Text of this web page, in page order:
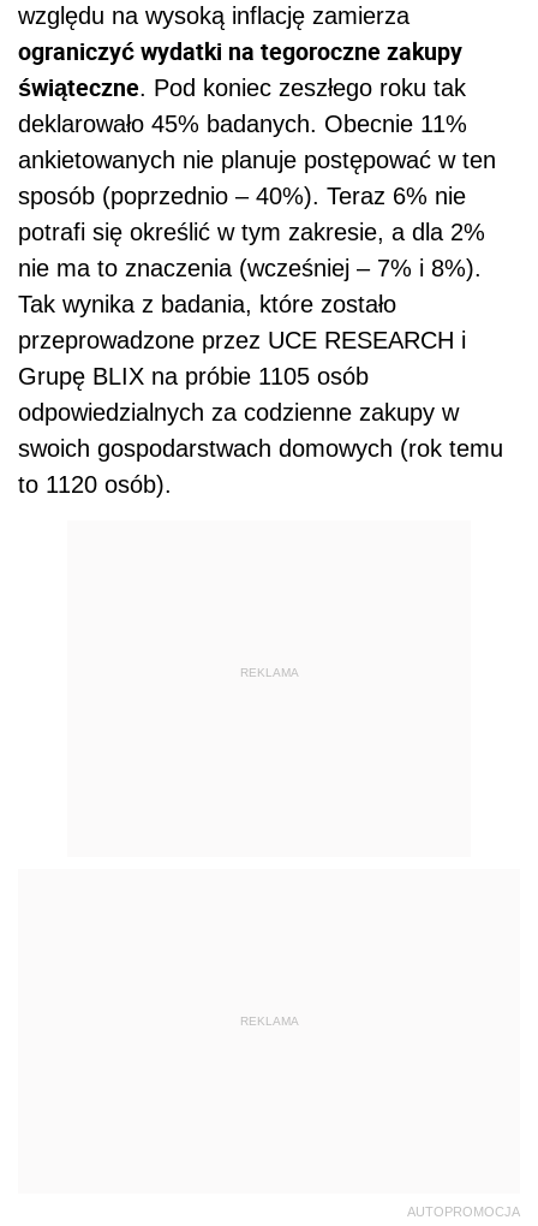
względu na wysoką inflację zamierza
ograniczyć wydatki na tegoroczne zakupy
świąteczne. Pod koniec zeszłego roku tak
deklarowało 45% badanych. Obecnie 11%
ankietowanych nie planuje postępować w ten
sposób (poprzednio – 40%). Teraz 6% nie
potrafi się określić w tym zakresie, a dla 2%
nie ma to znaczenia (wcześniej – 7% i 8%).
Tak wynika z badania, które zostało
przeprowadzone przez UCE RESEARCH i
Grupę BLIX na próbie 1105 osób
odpowiedzialnych za codzienne zakupy w
swoich gospodarstwach domowych (rok temu
to 1120 osób).
REKLAMA
REKLAMA
AUTOPROMOCJA